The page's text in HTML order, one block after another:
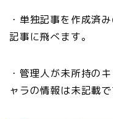
・単独記事を作成済
記事に飛べます。
・管理人が未所持の
ャラの情報は未記載で